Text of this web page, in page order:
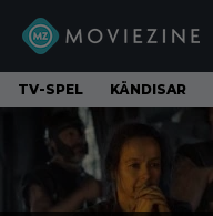
TV-SPEL KÄNDISAR